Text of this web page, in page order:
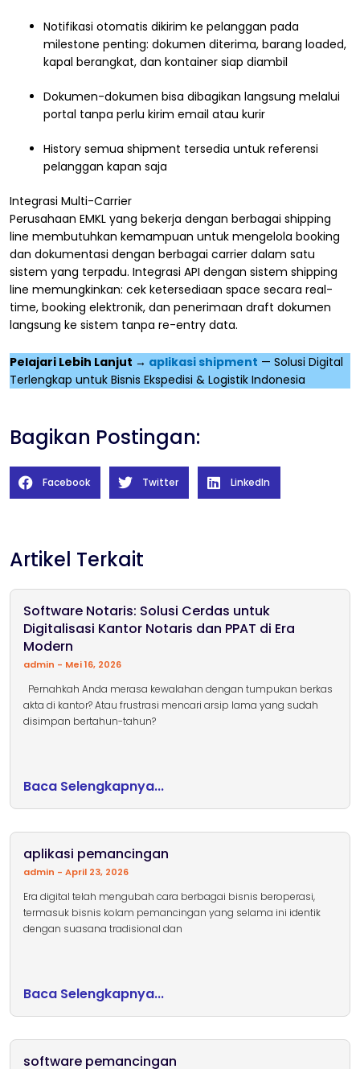
Notifikasi otomatis dikirim ke pelanggan pada
milestone penting: dokumen diterima, barang loaded,
kapal berangkat, dan kontainer siap diambil
Dokumen-dokumen bisa dibagikan langsung melalui
portal tanpa perlu kirim email atau kurir
History semua shipment tersedia untuk referensi
pelanggan kapan saja
Integrasi Multi-Carrier
Perusahaan EMKL yang bekerja dengan berbagai shipping
line membutuhkan kemampuan untuk mengelola booking
dan dokumentasi dengan berbagai carrier dalam satu
sistem yang terpadu. Integrasi API dengan sistem shipping
line memungkinkan: cek ketersediaan space secara real-
time, booking elektronik, dan penerimaan draft dokumen
langsung ke sistem tanpa re-entry data.
Pelajari Lebih Lanjut → aplikasi shipment — Solusi Digital
Terlengkap untuk Bisnis Ekspedisi & Logistik Indonesia
Bagikan Postingan:
Facebook Twitter LinkedIn
Artikel Terkait
Software Notaris: Solusi Cerdas untuk
Digitalisasi Kantor Notaris dan PPAT di Era
Modern
admin Mei 16, 2026
Pernahkah Anda merasa kewalahan dengan tumpukan berkas
akta di kantor? Atau frustrasi mencari arsip lama yang sudah
disimpan bertahun-tahun?
Baca Selengkapnya...
aplikasi pemancingan
admin April 23, 2026
Era digital telah mengubah cara berbagai bisnis beroperasi,
termasuk bisnis kolam pemancingan yang selama ini identik
dengan suasana tradisional dan
Baca Selengkapnya...
software pemancingan